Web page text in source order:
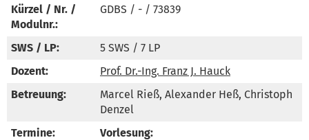
Kürzel / Nr. /
Modulnr.:
GDBS / - / 73839
SWS / LP:
5 SWS / 7 LP
Dozent:
Prof. Dr.-Ing. Franz J. Hauck
Betreuung:
Marcel Rieß, Alexander Heß, Christoph
Denzel
Termine:
Vorlesung: